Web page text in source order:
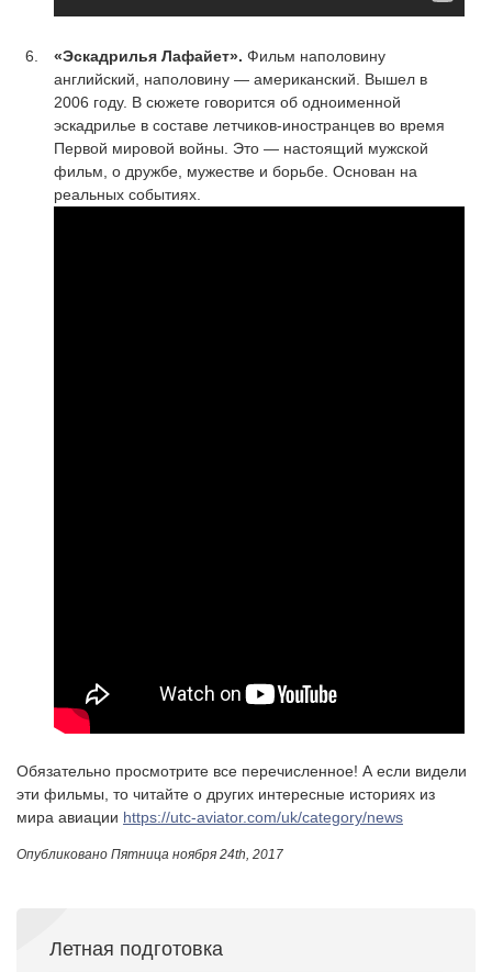
«Эскадрилья Лафайет». Фильм наполовину
английский, наполовину — американский. Вышел в
2006 году. В сюжете говорится об одноименной
эскадрилье в составе летчиков-иностранцев во время
Первой мировой войны. Это — настоящий мужской
фильм, о дружбе, мужестве и борьбе. Основан на
реальных событиях.
Обязательно просмотрите все перечисленное! А если видели
эти фильмы, то читайте о других интересные историях из
мира авиации https://utc-aviator.com/uk/category/news
Опубликовано Пятница ноября 24th, 2017
Летная подготовка